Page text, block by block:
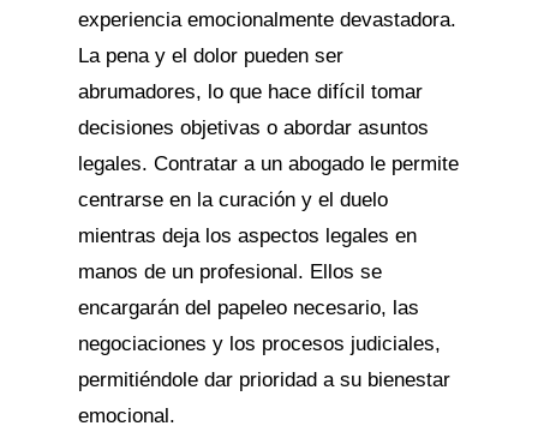
experiencia emocionalmente devastadora.
La pena y el dolor pueden ser
abrumadores, lo que hace difícil tomar
decisiones objetivas o abordar asuntos
legales. Contratar a un abogado le permite
centrarse en la curación y el duelo
mientras deja los aspectos legales en
manos de un profesional. Ellos se
encargarán del papeleo necesario, las
negociaciones y los procesos judiciales,
permitiéndole dar prioridad a su bienestar
emocional.